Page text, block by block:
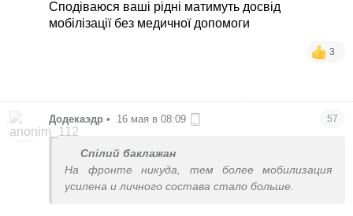
Сподіваюся ваші рідні матимуть досвід
мобілізації без медичної допомоги
3
Додекаэдр • 16 мая в 08:09 57
Спілий баклажан
На фронте никуда, тем более мобилизация
усилена и личного состава стало больше.